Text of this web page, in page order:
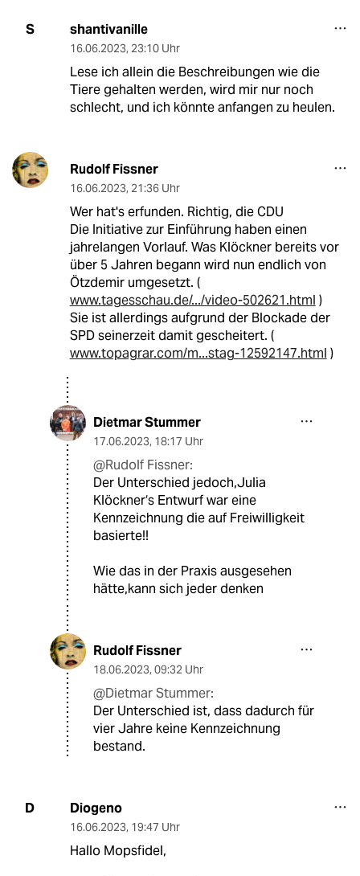
S shantivanille
16.06.2023, 23:10 Uhr
Lese ich allein die Beschreibungen wie die
Tiere gehalten werden, wird mir nur noch
schlecht, und ich könnte anfangen zu heulen.
Rudolf Fissner
16.06.2023, 21:36 Uhr
Wer hat's erfunden. Richtig, die CDU
Die Initiative zur Einführung haben einen
jahrelangen Vorlauf. Was Klöckner bereits vor
über 5 Jahren begann wird nun endlich von
Ötzdemir umgesetzt. (
www.tagesschau.de/.../video-502621.html )
Sie ist allerdings aufgrund der Blockade der
SPD seinerzeit damit gescheitert. (
www.topagrar.com/m...stag-12592147.html )
Dietmar Stummer
17.06.2023, 18:17 Uhr
@Rudolf Fissner:
Der Unterschied jedoch,Julia
Klöckner‘s Entwurf war eine
Kennzeichnung die auf Freiwilligkeit
basierte!!
Wie das in der Praxis ausgesehen
hätte,kann sich jeder denken
Rudolf Fissner
18.06.2023, 09:32 Uhr
@Dietmar Stummer:
Der Unterschied ist, dass dadurch für
vier Jahre keine Kennzeichnung
bestand.
D Diogeno
16.06.2023, 19:47 Uhr
Hallo Mopsfidel,